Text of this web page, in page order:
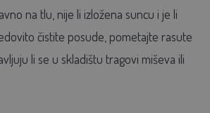
na tlu, nije li izložena suncu i je li
čistite posude, pometajte rasute
li se u skladištu tragovi miševa ili